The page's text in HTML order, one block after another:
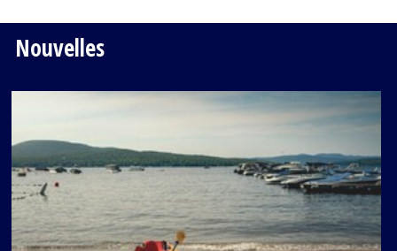
Nouvelles